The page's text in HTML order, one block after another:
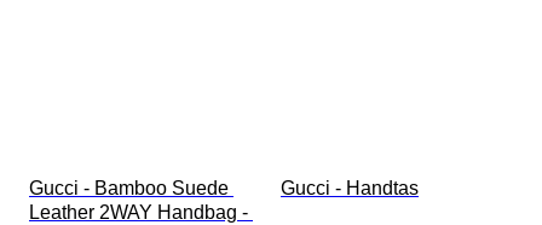
Gucci - Bamboo Suede
Leather 2WAY Handbag -
Gucci - Handtas